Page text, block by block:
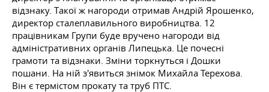
відзнаку. Такої ж нагороди отримав Андрій Ярошенко,
директор сталеплавильного виробництва. 12
працівникам Групи буде вручено нагороди від
адміністративних органів Липецька. Це почесні
грамоти та відзнаки. Зміни торкнуться і Дошки
пошани. На ній з'явиться знімок Михайла Терехова.
Він є термістом прокату та труб ПТС.